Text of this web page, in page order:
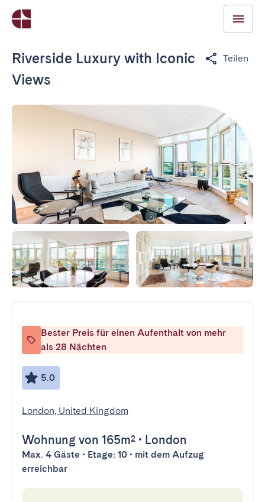
Riverside Luxury with Iconic
Views
Teilen
Bester Preis für einen Aufenthalt von mehr
als 28 Nächten
5.0
London, United Kingdom
Wohnung von 165m² • London
Max. 4 Gäste • Etage: 10 • mit dem Aufzug
erreichbar